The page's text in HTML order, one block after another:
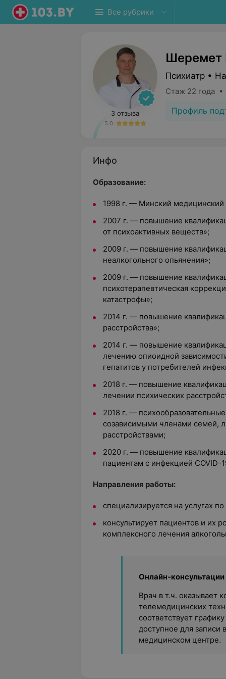
Все рубрики
3 отзыва
5.0
Шеремет
Психиатр •
Стаж 22 года •
Профиль
Инфо
Образование:
1998 г. — Минский медицинский
2007 г. — повышение
от психоактивных веществ»;
2009 г. — повышение
неалкогольного опьянения»;
2009 г. — повышение
психотерапевтическая
катастрофы»;
2014 г. — повышение
расстройства»;
2014 г. — повышение
лечению опиоидной
гепатитов у потребителей
2018 г. — повышение
лечении психических
2018 г. —
созависимыми членами семей,
расстройствами;
2020 г. — повышение
пациентам с инфекцией COVID-
Направления работы:
специализируется на услугах
консультирует пациентов и их
комплексного лечения
Онлайн-консультации
Врач в т.ч. оказывает
телемедицинских
соответствует
доступное для записи
медицинском центре.